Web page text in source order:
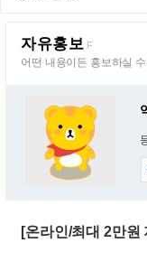
자유홍보 F
어떤 내용이든 홍보하실
[온라인/최대 2만